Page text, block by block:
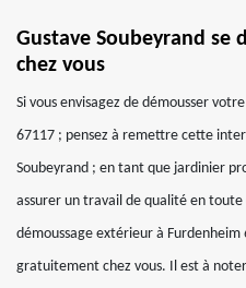
Gustave Soubeyrand se
chez vous
Si vous envisagez de démousser
67117 ; pensez à remettre cette
Soubeyrand ; en tant que jardinier
assurer un travail de qualité en
démoussage extérieur à Furdenheim
gratuitement chez vous. Il est à